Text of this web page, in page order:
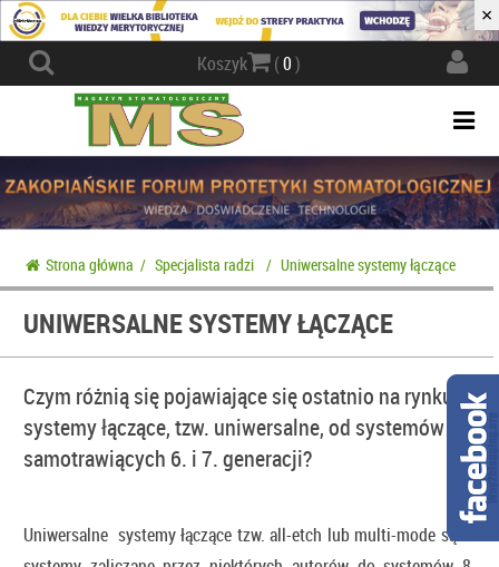
×
Koszyk (0)
Strona główna / Specjalista radzi / Uniwersalne systemy łączące
UNIWERSALNE SYSTEMY ŁĄCZĄCE
Czym różnią się pojawiające się ostatnio na rynku
systemy łączące, tzw. uniwersalne, od systemów
samotrawiących 6. i 7. generacji?
Uniwersalne systemy łączące tzw. all-etch lub multi-mode są to